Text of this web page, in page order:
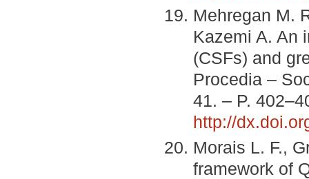
Mehregan M.
Kazemi A. An
(CSFs) and
Procedia –
41. – P.
http://
Morais L. F.,
framework of